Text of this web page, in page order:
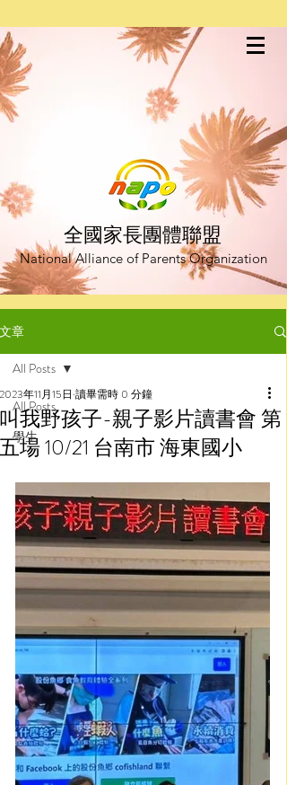
全國家長團體聯盟
National Alliance of Parents Organization
文章
All Posts
學生
All Posts
叫我野孩子-親子影片讀書會 第
五場 10/21 台南市 海東國小
2023年11月15日 讀畢需時 0 分鐘